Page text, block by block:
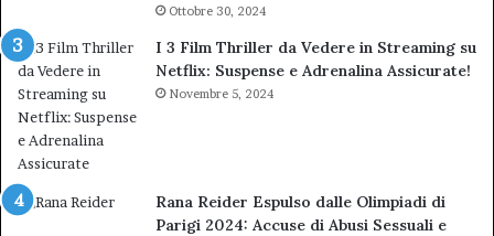
Ottobre 30, 2024
I 3 Film Thriller da Vedere in Streaming su
Netflix: Suspense e Adrenalina Assicurate!
Novembre 5, 2024
Rana Reider Espulso dalle Olimpiadi di
Parigi 2024: Accuse di Abusi Sessuali e